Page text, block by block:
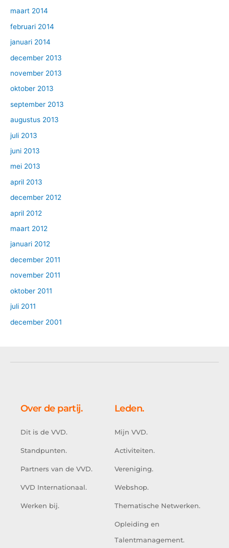
maart 2014
februari 2014
januari 2014
december 2013
november 2013
oktober 2013
september 2013
augustus 2013
juli 2013
juni 2013
mei 2013
april 2013
december 2012
april 2012
maart 2012
januari 2012
december 2011
november 2011
oktober 2011
juli 2011
december 2001
Over de partij.
Dit is de VVD.
Standpunten.
Partners van de VVD.
VVD Internationaal.
Werken bij.
Leden.
Mijn VVD.
Activiteiten.
Vereniging.
Webshop.
Thematische Netwerken.
Opleiding en
Talentmanagement.